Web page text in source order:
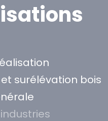
surélévation bois